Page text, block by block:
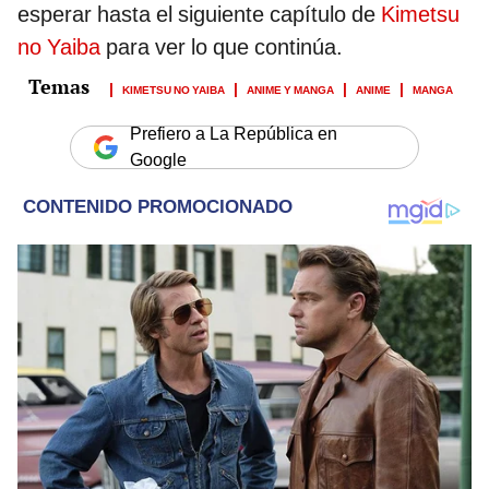
esperar hasta el siguiente capítulo de Kimetsu
no Yaibapara ver lo que continúa.
KIMETSU NO YAIBA ANIME Y MANGA ANIME MANGA
Prefiero a La República en
Google